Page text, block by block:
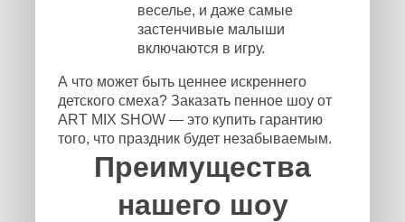
веселье, и даже самые
застенчивые малыши
включаются в игру.
А что может быть ценнее искреннего
детского смеха? Заказать пенное шоу от
ART MIX SHOW — это купить гарантию
того, что праздник будет незабываемым.
Преимущества
нашего шоу